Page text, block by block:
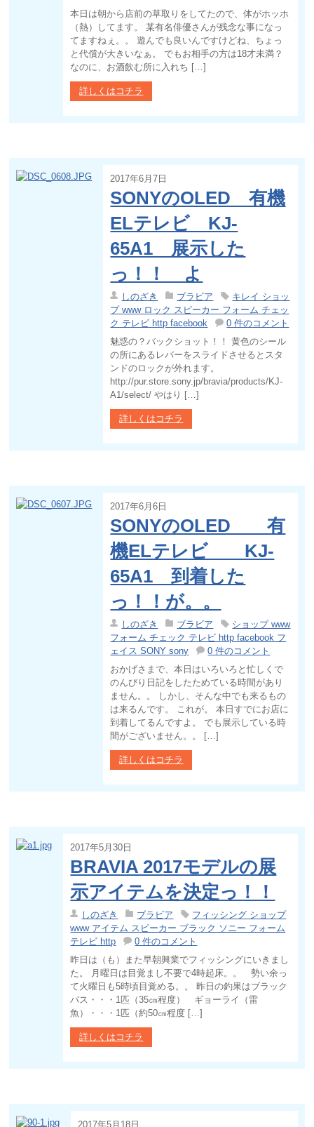
本日は朝から店前の草取りをしてたので、体がホッホ
（熱）してます。 某有名俳優さんが残念な事になっ
てますねぇ。。 遊んでも良いんですけどね、ちょっ
と代償が大きいなぁ。 でもお相手の方は18才未満？
なのに、お酒飲む所に入れち […]
詳しくはコチラ
2017年6月7日
SONYのOLED 有機
ELテレビ KJ-
65A1 展示した
っ！！ よ
しのざき ブラビア
キレイ ショッ
プ www ロック スピーカー フォーム チェッ
ク テレビ http facebook
0 件のコメント
魅惑の？バックショット！！ 黄色のシール
の所にあるレバーをスライドさせるとスタ
ンドのロックが外れます。
http://pur.store.sony.jp/bravia/products/KJ-
A1/select/ やはり […]
詳しくはコチラ
2017年6月6日
SONYのOLED 有
機ELテレビ KJ-
65A1 到着した
っ！！が。。
しのざき ブラビア
ショップ www
フォーム チェック テレビ http facebook フ
ェイス SONY sony
0 件のコメント
おかげさまで、本日はいろいろと忙しくで
のんびり日記をしたためている時間があり
ません。。 しかし、そんな中でも来るもの
は来るんです。 これが。 本日すでにお店に
到着してるんですよ。 でも展示している時
間がございません。。 […]
詳しくはコチラ
2017年5月30日
BRAVIA 2017モデルの展
示アイテムを決定っ！！
しのざき ブラビア
フィッシング ショップ
www アイテム スピーカー ブラック ソニー フォーム
テレビ http
0 件のコメント
昨日は（も）また早朝興業でフィッシングにいきまし
た。 月曜日は目覚まし不要で4時起床。。 勢い余っ
て火曜日も5時頃目覚める。。 昨日の釣果はブラック
バス・・・1匹（35㎝程度） ギョーライ（雷
魚）・・・1匹（約50㎝程度 […]
詳しくはコチラ
2017年5月18日